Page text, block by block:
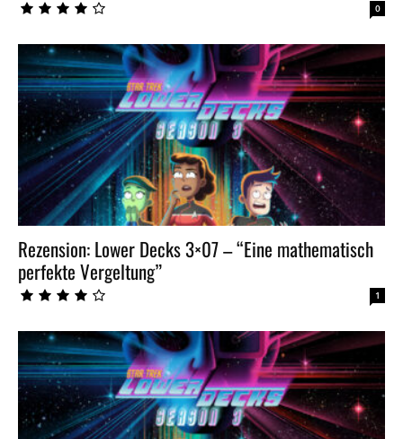
0
Rezension: Lower Decks 3×07 – “Eine mathematisch
perfekte Vergeltung”
1